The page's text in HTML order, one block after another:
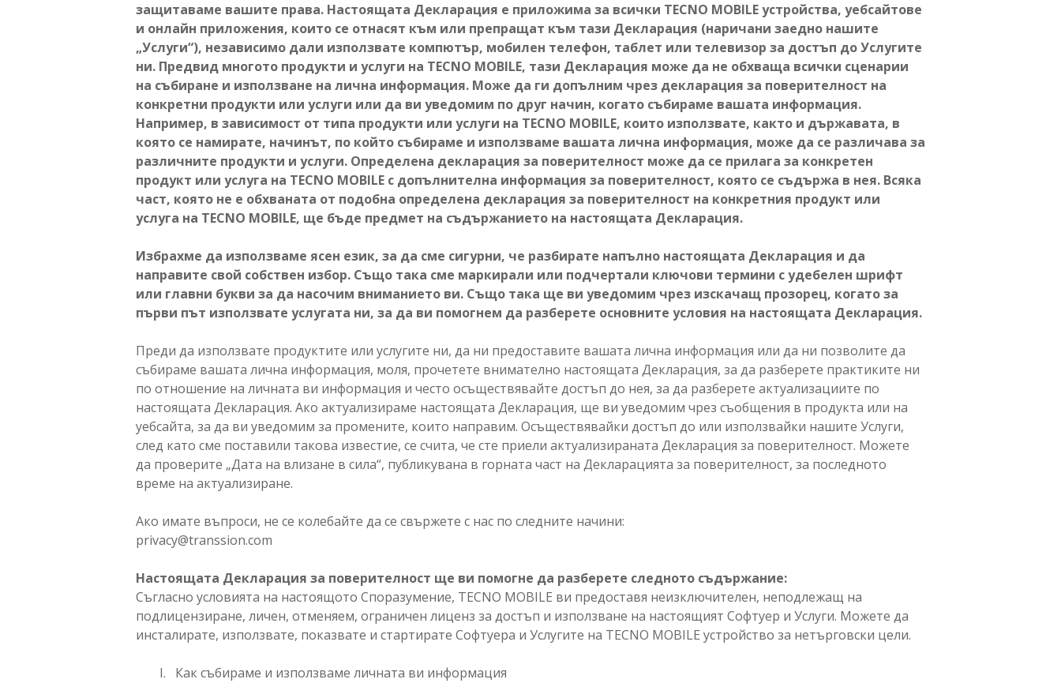
защитаваме вашите права. Настоящата Декларация е приложима за всички TECNO MOBILE устройства, уебсайтове
и онлайн приложения, които се отнасят към или препращат към тази Декларация (наричани заедно нашите
„Услуги“), независимо дали използвате компютър, мобилен телефон, таблет или телевизор за достъп до Услугите
ни. Предвид многото продукти и услуги на TECNO MOBILE, тази Декларация може да не обхваща всички сценарии
на събиране и използване на лична информация. Може да ги допълним чрез декларация за поверителност на
конкретни продукти или услуги или да ви уведомим по друг начин, когато събираме вашата информация.
Например, в зависимост от типа продукти или услуги на TECNO MOBILE, които използвате, както и държавата, в
която се намирате, начинът, по който събираме и използваме вашата лична информация, може да се различава за
различните продукти и услуги. Определена декларация за поверителност може да се прилага за конкретен
продукт или услуга на TECNO MOBILE с допълнителна информация за поверителност, която се съдържа в нея. Всяка
част, която не е обхваната от подобна определена декларация за поверителност на конкретния продукт или
услуга на TECNO MOBILE, ще бъде предмет на съдържанието на настоящата Декларация.
Избрахме да използваме ясен език, за да сме сигурни, че разбирате напълно настоящата Декларация и да
направите свой собствен избор. Също така сме маркирали или подчертали ключови термини с удебелен шрифт
или главни букви за да насочим вниманието ви. Също така ще ви уведомим чрез изскачащ прозорец, когато за
първи път използвате услугата ни, за да ви помогнем да разберете основните условия на настоящата Декларация.
Преди да използвате продуктите или услугите ни, да ни предоставите вашата лична информация или да ни позволите да
събираме вашата лична информация, моля, прочетете внимателно настоящата Декларация, за да разберете практиките ни
по отношение на личната ви информация и често осъществявайте достъп до нея, за да разберете актуализациите по
настоящата Декларация. Ако актуализираме настоящата Декларация, ще ви уведомим чрез съобщения в продукта или на
уебсайта, за да ви уведомим за промените, които направим. Осъществявайки достъп до или използвайки нашите Услуги,
след като сме поставили такова известие, се счита, че сте приели актуализираната Декларация за поверителност. Можете
да проверите „Дата на влизане в сила“, публикувана в горната част на Декларацията за поверителност, за последното
време на актуализиране.
Ако имате въпроси, не се колебайте да се свържете с нас по следните начини:
privacy@transsion.com
Настоящата Декларация за поверителност ще ви помогне да разберете следното съдържание:
Съгласно условията на настоящото Споразумение, TECNO MOBILE ви предоставя неизключителен, неподлежащ на
подлицензиране, личен, отменяем, ограничен лиценз за достъп и използване на настоящият Софтуер и Услуги. Можете да
инсталирате, използвате, показвате и стартирате Софтуера и Услугите на TECNO MOBILE устройство за нетърговски цели.
I. Как събираме и използваме личната ви информация